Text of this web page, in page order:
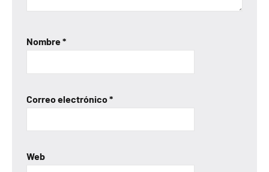
Nombre*
Correo electrónico*
Web